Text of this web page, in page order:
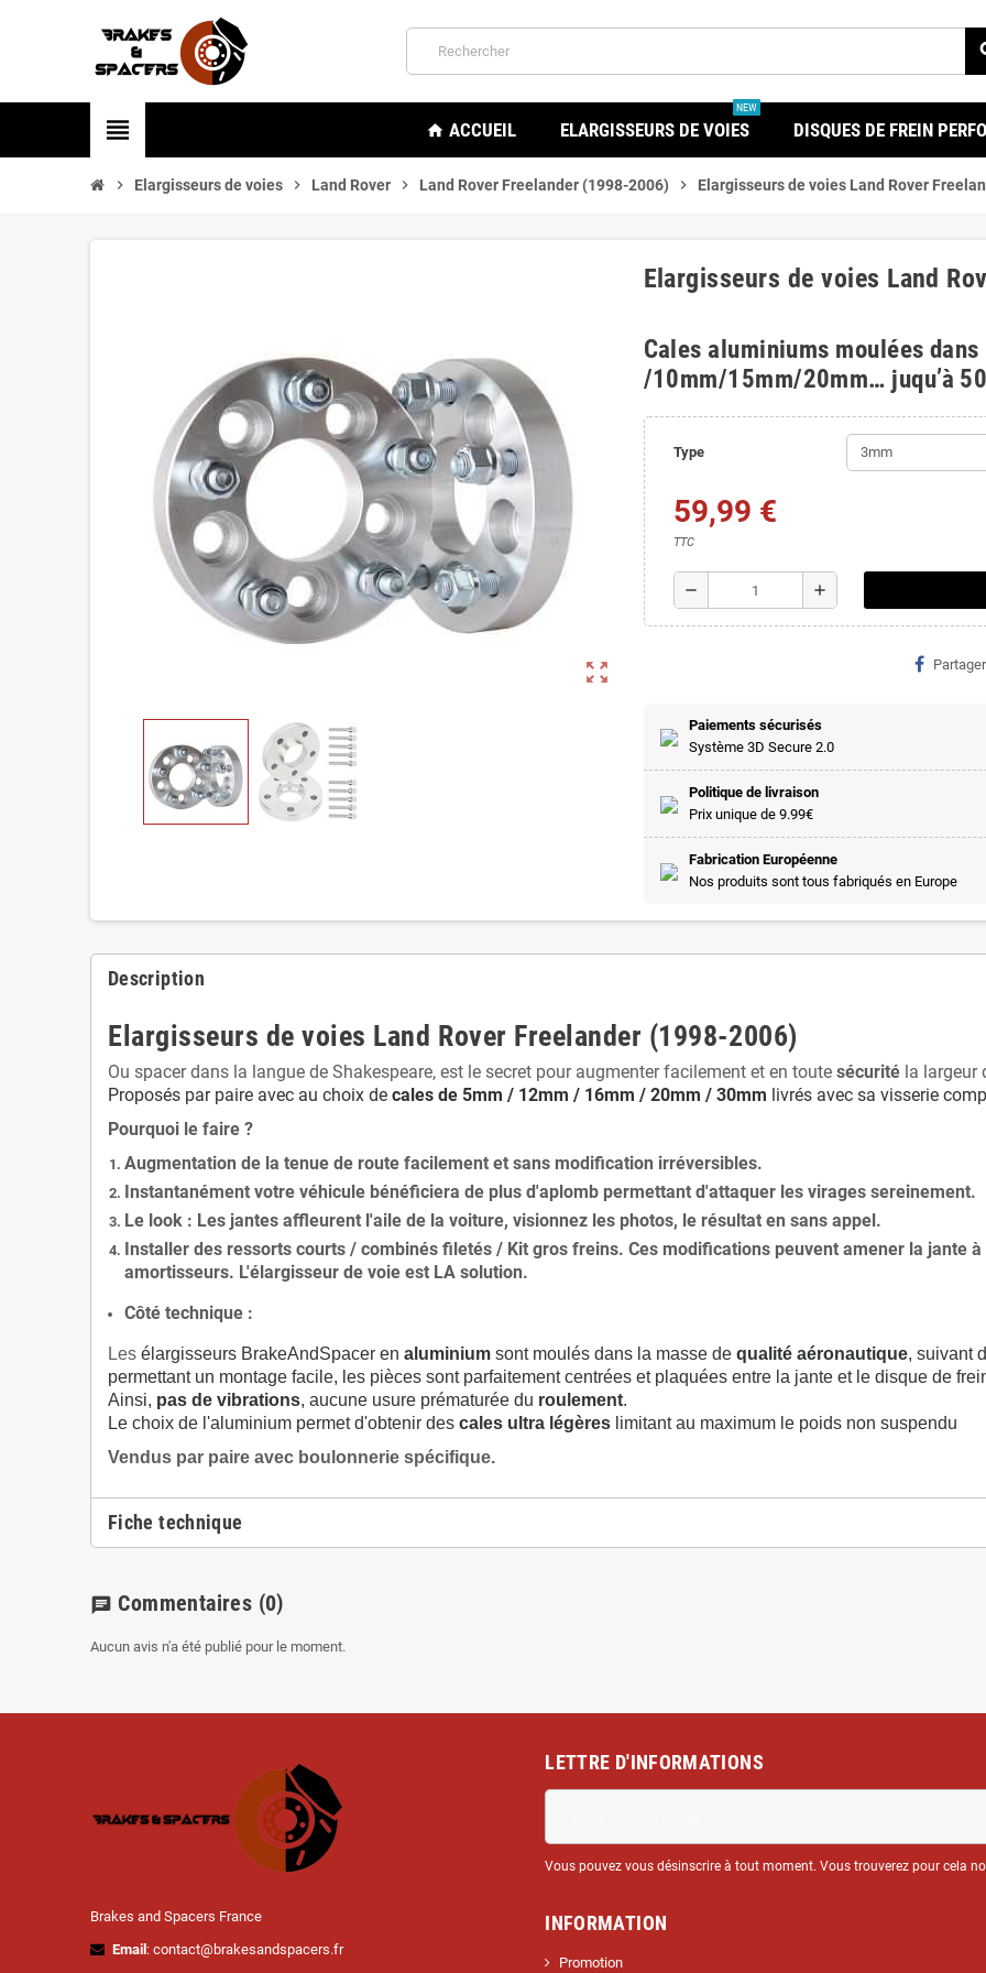
view_headline home ACCUEIL ELARGISSEURS DE VOIES
NEW
DISQUES DE FREIN
chevron_right Elargisseurs de voies chevron_right Land Rover chevron_right Land Rover Freelander (1998-2006) chevron_right Elargisseurs de voies Land Rover
zoom_out_map
Elargisseurs de voies Land
Cales aluminiums moulées
/10mm/15mm/20mm… juqu’à
Type
59,99 €
TTC
remove add
Partager
Paiements sécurisés
Système 3D Secure 2.0
Politique de livraison
Prix unique de 9.99€
Fabrication Européenne
Nos produits sont tous fabriqués en Europe
Description
Elargisseurs de voies Land Rover Freelander (1998-2006)
Ou spacer dans la langue de Shakespeare, est le secret pour augmenter facilement et en toute sécurité la largeur
Proposés par paire avec au choix de cales de 5mm / 12mm / 16mm / 20mm / 30mm livrés avec sa visserie
Pourquoi le faire ?
Augmentation de la tenue de route facilement et sans modification irréversibles.
Instantanément votre véhicule bénéficiera de plus d'aplomb permettant d'attaquer les virages sereinement.
Le look : Les jantes affleurent l'aile de la voiture, visionnez les photos, le résultat en sans appel.
Installer des ressorts courts / combinés filetés / Kit gros freins. Ces modifications peuvent amener la jante
amortisseurs. L'élargisseur de voie est LA solution.
Côté technique :
Les élargisseurs BrakeAndSpacer en aluminium sont moulés dans la masse de qualité aéronautique, suivant
permettant un montage facile, les pièces sont parfaitement centrées et plaquées entre la jante et le disque de
Ainsi, pas de vibrations, aucune usure prématurée du roulement.
Le choix de l'aluminium permet d'obtenir des cales ultra légères limitant au maximum le poids non suspendu
Vendus par paire avec boulonnerie spécifique.
Fiche technique
chat Commentaires (0)
Aucun avis n'a été publié pour le moment.
Brakes and Spacers France
Email : contact@brakesandspacers.fr
LETTRE D'INFORMATIONS
Vous pouvez vous désinscrire à tout moment. Vous trouverez pour cela
INFORMATION
Promotion